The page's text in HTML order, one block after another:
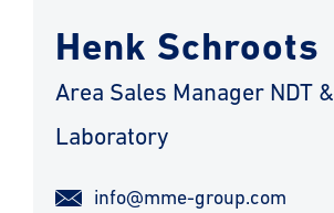
Henk Schroots
Area Sales Manager NDT &
Laboratory
info@mme-group.com